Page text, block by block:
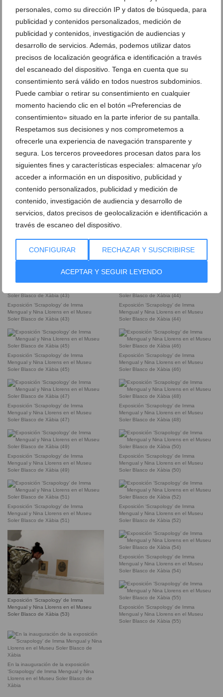
personales, como su dirección IP y datos de búsqueda, para
publicidad y contenidos personalizados, medición de
publicidad y contenidos, investigación de audiencias y
desarrollo de servicios. Además, podemos utilizar datos
precisos de localización geográfica e identificación a través
del escaneado del dispositivo. Tenga en cuenta que su
consentimiento será válido en todos nuestros subdominios.
Puede cambiar o retirar su consentimiento en cualquier
momento haciendo clic en el botón «Preferencias de
consentimiento» situado en la parte inferior de su pantalla.
Respetamos sus decisiones y nos comprometemos a
ofrecerle una experiencia de navegación transparente y
segura. Los terceros proveedores procesan datos para los
siguientes fines y características especiales: almacenar y/o
acceder a información en un dispositivo, publicidad y
contenido personalizados, publicidad y medición de
contenido, investigación de audiencia y desarrollo de
servicios, datos precisos de geolocalización e identificación a
través de escaneo del dispositivo.
CONFIGURAR RECHAZAR Y SUSCRIBIRSE
ACEPTAR Y SEGUIR LEYENDO
Mengual y Nina Llorens en el Museu
Exposición ‘Scrapology’ de Imma
Mengual y Nina Llorens en el Museu
Imma Mengual y Nina Llorens en el
Museu Soler Blasco de Xàbia
Mengual y Nina Llorens en el Museu
Soler Blasco de Xàbia (34)
Exposición ‘Scrapology’ de Imma
Soler Blasco de Xàbia (35)
Exposición ‘Scrapology’ de Imma
Soler Blasco de Xàbia (36)
Exposición ‘Scrapology’ de Imma
Soler Blasco de Xàbia (37)
Exposición ‘Scrapology’ de Imma
Soler Blasco de Xàbia (38)
Exposición ‘Scrapology’ de Imma
Mengual y Nina Llorens en el Museu
Soler Blasco de Xàbia (39)
Exposición ‘Scrapology’ de Imma
Mengual y Nina Llorens en el Museu
Mengual y Nina Llorens en el Museu
Soler Blasco de Xàbia (41)
Mengual y Nina Llorens en el Museu
Soler Blasco de Xàbia
Exposición ‘Scrapology’ de Imma
Mengual y Nina Llorens en el Museu
Soler Blasco de Xàbia (43)
Exposición ‘Scrapology’ de Imma
Mengual y Nina Llorens en el Museu
Soler Blasco de Xàbia (44)
Exposición ‘Scrapology’ de Imma
Mengual y Nina Llorens en el Museu
Soler Blasco de Xàbia (45)
Exposición ‘Scrapology’ de Imma
Mengual y Nina Llorens en el Museu
Soler Blasco de Xàbia (46)
Exposición ‘Scrapology’ de Imma
Mengual y Nina Llorens en el Museu
Soler Blasco de Xàbia (47)
Exposición ‘Scrapology’ de Imma
Mengual y Nina Llorens en el Museu
Soler Blasco de Xàbia (48)
Exposición ‘Scrapology’ de Imma
Mengual y Nina Llorens en el Museu
Soler Blasco de Xàbia (49)
Exposición ‘Scrapology’ de Imma
Mengual y Nina Llorens en el Museu
Soler Blasco de Xàbia (50)
Exposición ‘Scrapology’ de Imma
Mengual y Nina Llorens en el Museu
Soler Blasco de Xàbia (51)
Exposición ‘Scrapology’ de Imma
Mengual y Nina Llorens en el Museu
Soler Blasco de Xàbia (52)
Exposición ‘Scrapology’ de Imma
Mengual y Nina Llorens en el Museu
Soler Blasco de Xàbia (53)
Exposición ‘Scrapology’ de Imma
Mengual y Nina Llorens en el Museu
Soler Blasco de Xàbia (54)
Exposición ‘Scrapology’ de Imma
Mengual y Nina Llorens en el Museu
Soler Blasco de Xàbia (55)
En la inauguración de la exposición
‘Scrapology’ de Imma Mengual y Nina
Llorens en el Museu Soler Blasco de
Xàbia